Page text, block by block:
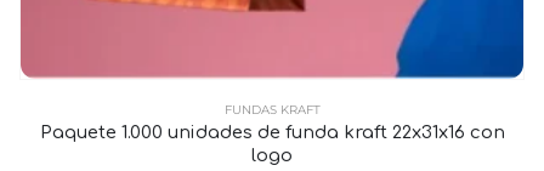
FUNDAS KRAFT
Paquete 1.000 unidades de funda kraft 22x31x16 con
logo